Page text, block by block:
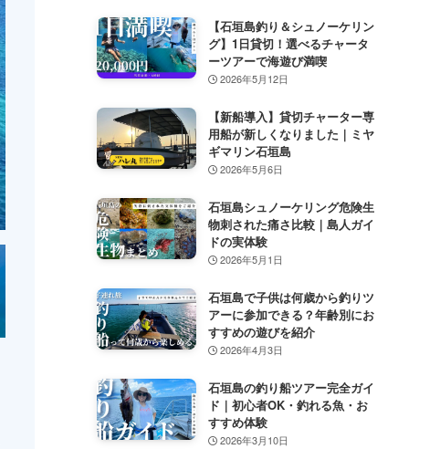
【石垣島釣り＆シュノーケリン
グ】1日貸切！選べるチャータ
ーツアーで海遊び満喫
2026年5月12日
【新船導入】貸切チャーター専
用船が新しくなりました｜ミヤ
ギマリン石垣島
2026年5月6日
石垣島シュノーケリング危険生
物刺された痛さ比較｜島人ガイ
ドの実体験
2026年5月1日
石垣島で子供は何歳から釣りツ
アーに参加できる？年齢別にお
すすめの遊びを紹介
2026年4月3日
石垣島の釣り船ツアー完全ガイ
ド｜初心者OK・釣れる魚・お
すすめ体験
2026年3月10日